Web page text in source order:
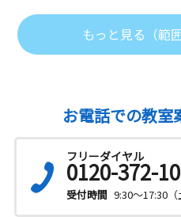
もっと見る（範
お電話での教室
フリーダイヤル
0120-372-
受付時間 9:30～17:30（